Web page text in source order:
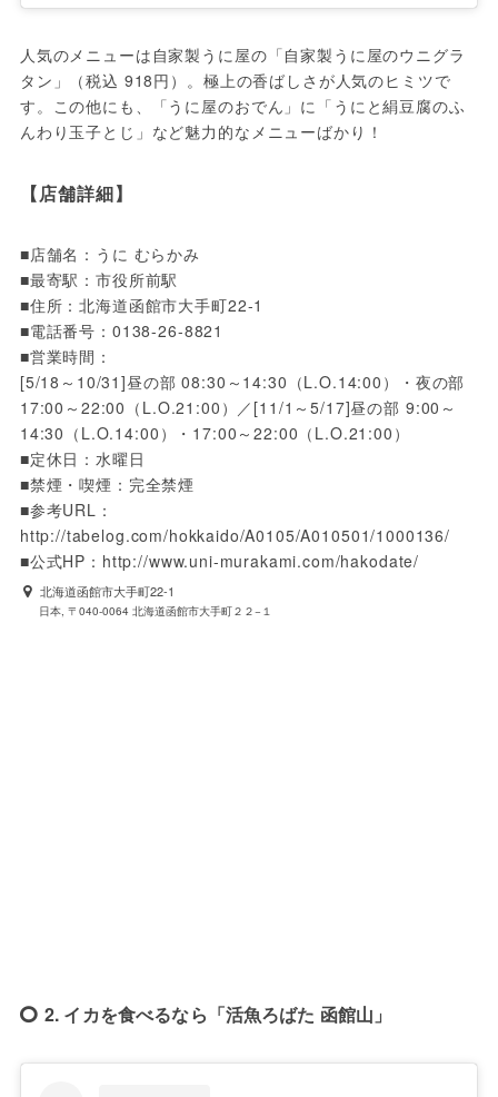
人気のメニューは自家製うに屋の「自家製うに屋のウニグラ
タン」（税込 918円）。極上の香ばしさが人気のヒミツで
す。この他にも、「うに屋のおでん」に「うにと絹豆腐のふ
んわり玉子とじ」など魅力的なメニューばかり！
【店舗詳細】
■店舗名：うに むらかみ
■最寄駅：市役所前駅
■住所：北海道函館市大手町22-1
■電話番号：0138-26-8821
■営業時間：
[5/18～10/31]昼の部 08:30～14:30（L.O.14:00）・夜の部
17:00～22:00（L.O.21:00）／[11/1～5/17]昼の部 9:00～
14:30（L.O.14:00）・17:00～22:00（L.O.21:00）
■定休日：水曜日
■禁煙・喫煙：完全禁煙
■参考URL：
http://tabelog.com/hokkaido/A0105/A010501/1000136/
■公式HP：http://www.uni-murakami.com/hakodate/
北海道函館市大手町22-1
日本, 〒040-0064 北海道函館市大手町２２−１
2. イカを食べるなら「活魚ろばた 函館山」